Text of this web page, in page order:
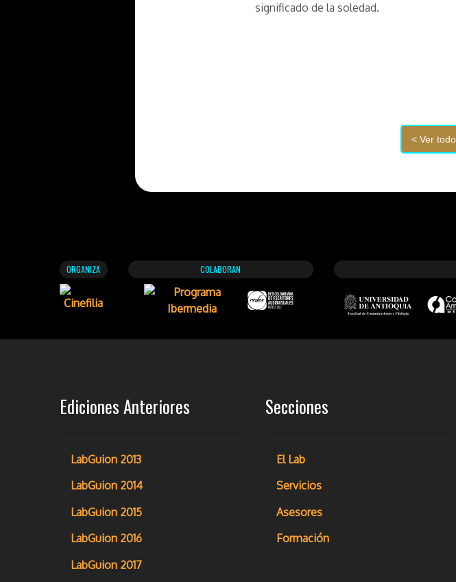
significado de la soledad.
ORGANIZA COLABORAN
Ediciones Anteriores
LabGuion 2013
LabGuion 2014
LabGuion 2015
LabGuion 2016
LabGuion 2017
Secciones
El Lab
Servicios
Asesores
Formación